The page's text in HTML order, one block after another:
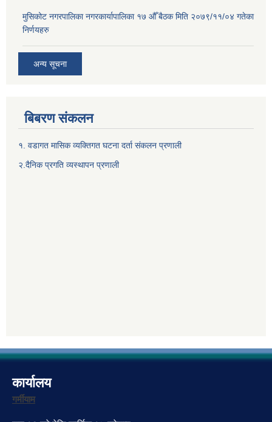
मुसिकोट नगरपालिका नगरकार्यापालिका १७ औँ बैठक मिति २०७९/११/०४ गतेका
निर्णयहरु
अन्य सूचना
बिबरण संकलन
१. वडागत मासिक व्यक्तिगत घटना दर्ता संकलन प्रणाली
२.दैनिक प्रगति व्यस्थापन प्रणाली
कार्यालय
गर्मीयाम